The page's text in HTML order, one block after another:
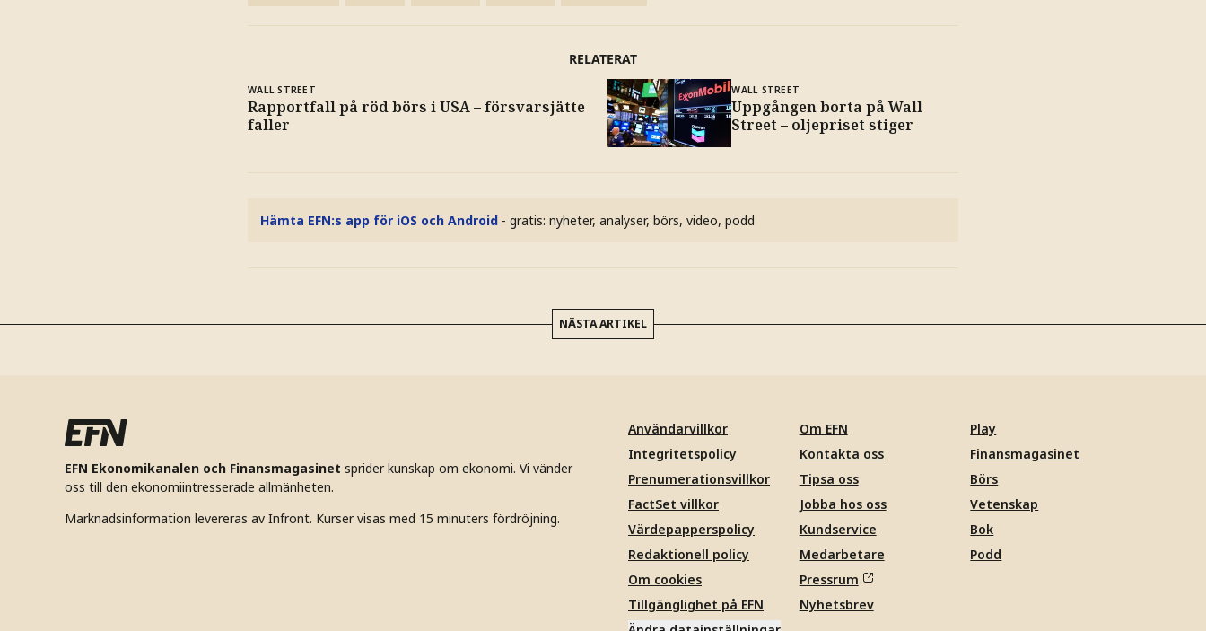
RELATERAT
WALL STREET
Rapportfall på röd börs i USA – försvarsjätte
faller
WALL STREET
Uppgången borta på Wall
Street – oljepriset stiger
Hämta EFN:s app för iOS och Android - gratis: nyheter, analyser, börs, video, podd
NÄSTA ARTIKEL
EFN Ekonomikanalen och Finansmagasinet sprider kunskap om ekonomi. Vi vänder
oss till den ekonomiintresserade allmänheten.
Marknadsinformation levereras av Infront. Kurser visas med 15 minuters fördröjning.
Användarvillkor
Integritetspolicy
Prenumerationsvillkor
FactSet villkor
Värdepapperspolicy
Redaktionell policy
Om cookies
Tillgänglighet på EFN
Om EFN
Kontakta oss
Tipsa oss
Jobba hos oss
Kundservice
Medarbetare
Pressrum
Nyhetsbrev
Play
Finansmagasinet
Börs
Vetenskap
Bok
Podd